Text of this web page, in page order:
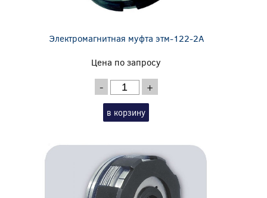
Электромагнитная муфта этм-122-2А
Цена по запросу
- +
в корзину